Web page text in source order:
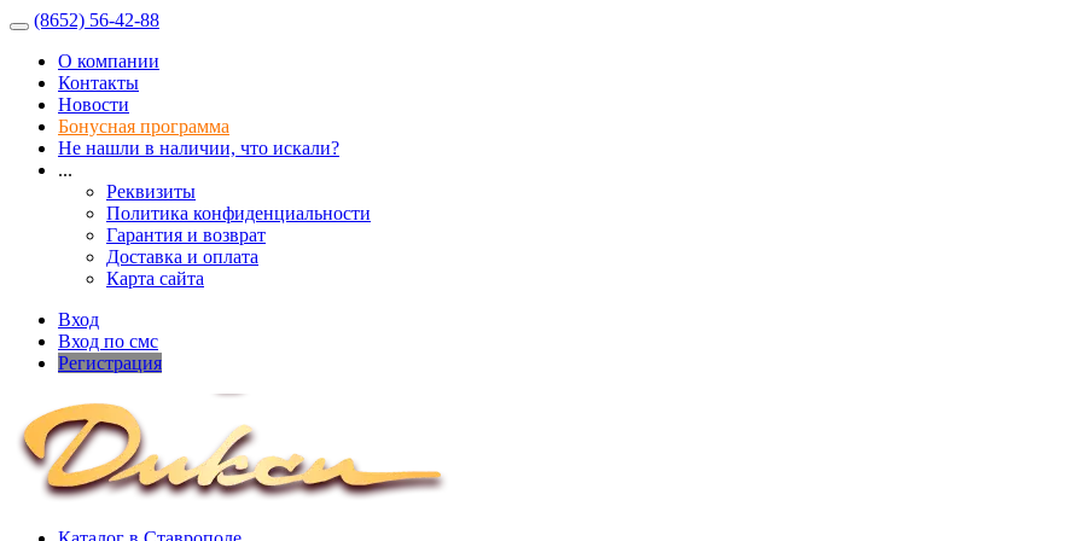
(8652) 56-42-88
О компании
Контакты
Новости
Бонусная программа
Не нашли в наличии, что искали?
...
Реквизиты
Политика конфиденциальности
Гарантия и возврат
Доставка и оплата
Карта сайта
Вход
Вход по смс
Регистрация